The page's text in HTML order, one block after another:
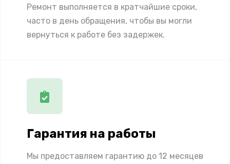
Ремонт выполняется в кратчайшие сроки,
часто в день обращения, чтобы вы могли
вернуться к работе без задержек.
Гарантия на работы
Мы предоставляем гарантию до 12 месяцев